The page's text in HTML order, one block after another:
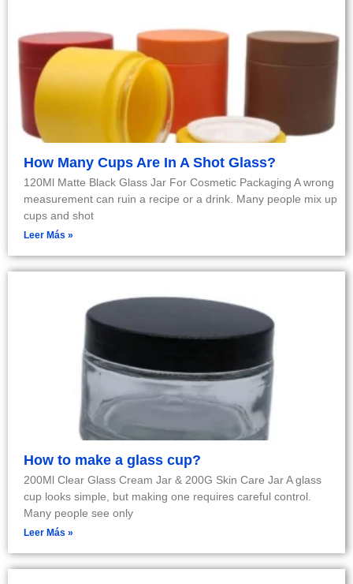
How Many Cups Are In A Shot Glass?
120Ml Matte Black Glass Jar For Cosmetic Packaging A wrong
measurement can ruin a recipe or a drink. Many people mix up
cups and shot
Leer Más »
How to make a glass cup?
200Ml Clear Glass Cream Jar & 200G Skin Care Jar A glass
cup looks simple, but making one requires careful control.
Many people see only
Leer Más »